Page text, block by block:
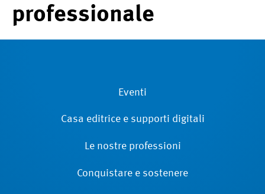
professionale
Eventi
Casa editrice e supporti digitali
Le nostre professioni
Conquistare e sostenere